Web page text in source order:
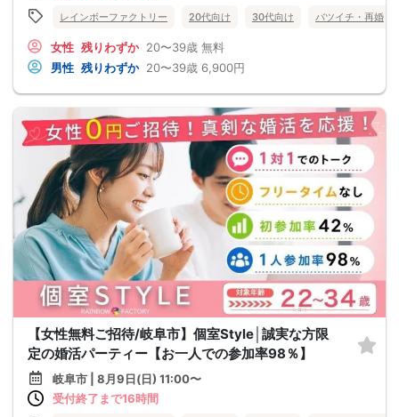
レインボーファクトリー 20代向け 30代向け バツイチ・再婚
女性 残りわずか 20〜39歳 無料
男性 残りわずか 20〜39歳 6,900円
【女性無料ご招待/岐阜市】個室Style│誠実な方限
定の婚活パーティー【お一人での参加率98％】
岐阜市 | 8月9日(日) 11:00〜
受付終了まで16時間